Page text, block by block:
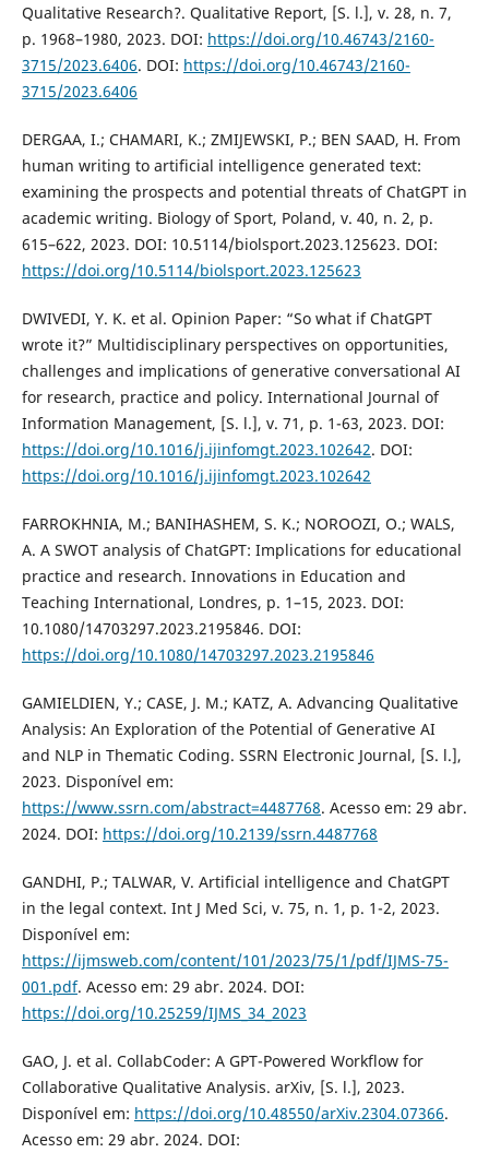
Qualitative Research?. Qualitative Report, [S. l.], v. 28, n. 7,
p. 1968–1980, 2023. DOI: https://doi.org/10.46743/2160-
3715/2023.6406. DOI: https://doi.org/10.46743/2160-
3715/2023.6406
DERGAA, I.; CHAMARI, K.; ZMIJEWSKI, P.; BEN SAAD, H. From
human writing to artificial intelligence generated text:
examining the prospects and potential threats of ChatGPT in
academic writing. Biology of Sport, Poland, v. 40, n. 2, p.
615–622, 2023. DOI: 10.5114/biolsport.2023.125623. DOI:
https://doi.org/10.5114/biolsport.2023.125623
DWIVEDI, Y. K. et al. Opinion Paper: “So what if ChatGPT
wrote it?” Multidisciplinary perspectives on opportunities,
challenges and implications of generative conversational AI
for research, practice and policy. International Journal of
Information Management, [S. l.], v. 71, p. 1-63, 2023. DOI:
https://doi.org/10.1016/j.ijinfomgt.2023.102642. DOI:
https://doi.org/10.1016/j.ijinfomgt.2023.102642
FARROKHNIA, M.; BANIHASHEM, S. K.; NOROOZI, O.; WALS,
A. A SWOT analysis of ChatGPT: Implications for educational
practice and research. Innovations in Education and
Teaching International, Londres, p. 1–15, 2023. DOI:
10.1080/14703297.2023.2195846. DOI:
https://doi.org/10.1080/14703297.2023.2195846
GAMIELDIEN, Y.; CASE, J. M.; KATZ, A. Advancing Qualitative
Analysis: An Exploration of the Potential of Generative AI
and NLP in Thematic Coding. SSRN Electronic Journal, [S. l.],
2023. Disponível em:
https://www.ssrn.com/abstract=4487768. Acesso em: 29 abr.
2024. DOI: https://doi.org/10.2139/ssrn.4487768
GANDHI, P.; TALWAR, V. Artificial intelligence and ChatGPT
in the legal context. Int J Med Sci, v. 75, n. 1, p. 1-2, 2023.
Disponível em:
https://ijmsweb.com/content/101/2023/75/1/pdf/IJMS-75-
001.pdf. Acesso em: 29 abr. 2024. DOI:
https://doi.org/10.25259/IJMS_34_2023
GAO, J. et al. CollabCoder: A GPT-Powered Workflow for
Collaborative Qualitative Analysis. arXiv, [S. l.], 2023.
Disponível em: https://doi.org/10.48550/arXiv.2304.07366.
Acesso em: 29 abr. 2024. DOI: